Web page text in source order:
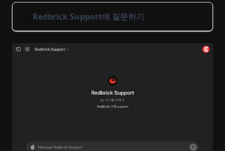
Redbrick Support에 질문하기